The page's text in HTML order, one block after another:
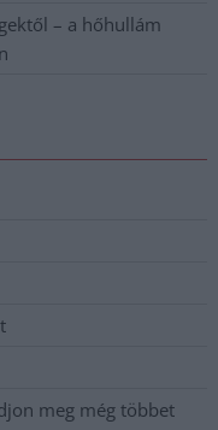
– a hőhullám
meg még többet